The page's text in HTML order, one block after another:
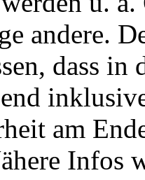
andere.
dass
am
Infos